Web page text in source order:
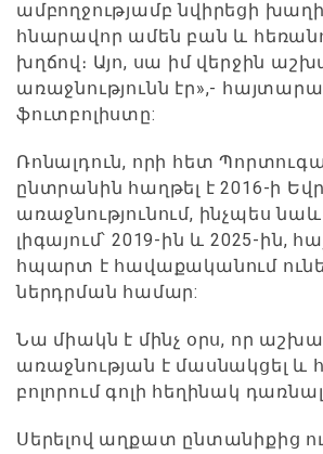
ամբողջությամբ նվիրեցի
հնարավոր ամեն բան և
խղճով։ Այո, սա իմ վերջին
առաջնությունն էր»,-
ֆուտբոլիստը:
Ռոնալդուն, որի հետ
ընտրանին հաղթել է 2016-ի
առաջնությունում, ինչպես
լիգայում՝ 2019-ին և 2025-ին,
հպարտ է հավաքականում
ներդրման համար:
Նա միակն է մինչ օրս, որ
առաջնության է մասնակցել և
բոլորում գոլի հեղինակ
Սերելով աղքատ ընտանիքից